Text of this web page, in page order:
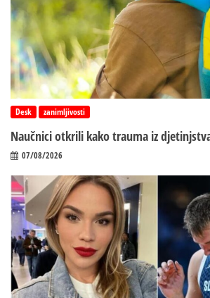
Desk zanimljivosti
Naučnici otkrili kako trauma iz
07/08/2026